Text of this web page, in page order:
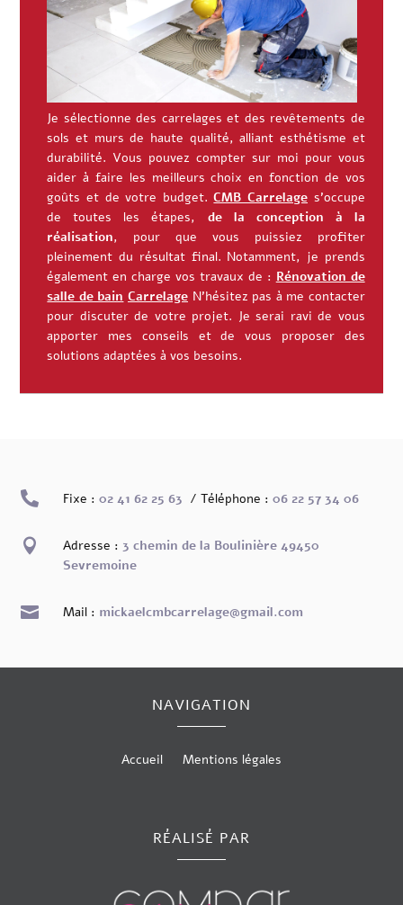
Je sélectionne des carrelages et des revêtements de
sols et murs de haute qualité, alliant esthétisme et
durabilité. Vous pouvez compter sur moi pour vous
aider à faire les meilleurs choix en fonction de vos
goûts et de votre budget.CMB Carrelage s’occupe
de toutes les étapes, de la conception à la
réalisation, pour que vous puissiez profiter
pleinement du résultat final. Notamment, je prends
également en charge vos travaux de : Rénovation de
salle de bain Carrelage N’hésitez pas à me contacter
pour discuter de votre projet. Je serai ravi de vous
apporter mes conseils et de vous proposer des
solutions adaptées à vos besoins.
 Fixe : 02 41 62 25 63 / Téléphone : 06 22 57 34 06
 Adresse : 3 chemin de la Boulinière 49450
Sevremoine
 Mail : mickaelcmbcarrelage@gmail.com
NAVIGATION
Accueil Mentions légales
RÉALISÉ PAR